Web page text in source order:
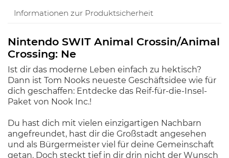
Informationen zur Produktsicherheit
Nintendo SWIT Animal Crossin/Animal
Crossing: Ne
Ist dir das moderne Leben einfach zu hektisch?
Dann ist Tom Nooks neueste Geschäftsidee wie für
dich geschaffen: Entdecke das Reif-für-die-Insel-
Paket von Nook Inc.!
Du hast dich mit vielen einzigartigen Nachbarn
angefreundet, hast dir die Großstadt angesehen
und als Bürgermeister viel für deine Gemeinschaft
getan. Doch steckt tief in dir drin nicht der Wunsch